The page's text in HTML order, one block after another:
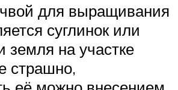
для выращивания
суглинок или
земля на участке
страшно,